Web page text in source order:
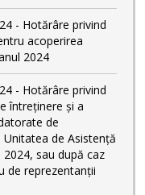
- Hotărâre privind
acoperirea
2024
- Hotărâre privind
întreținere și a
de
de Asistență
sau după caz
de reprezentanții